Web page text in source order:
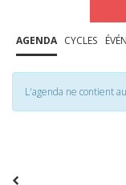
AGENDA CYCLES
L'agenda ne contient